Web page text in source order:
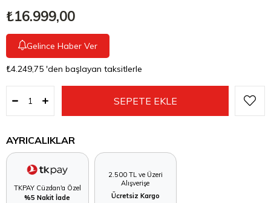
₺16.999,00
Gelince Haber Ver
₺4.249,75 'den başlayan taksitlerle
AYRICALIKLAR
TKPAY Cüzdan'a Özel
%5 Nakit İade
2.500 TL ve Üzeri
Alışverişe
Ücretsiz Kargo